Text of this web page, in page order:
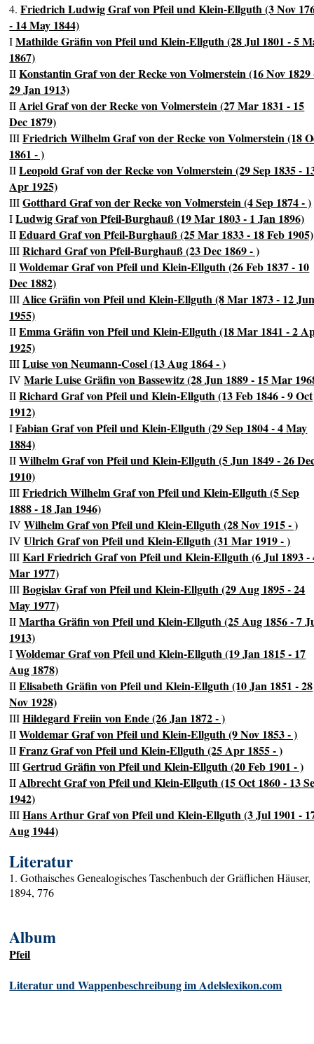
4.Friedrich Ludwig Graf von Pfeil und Klein-Ellguth (3 Nov
- 14 May 1844)
IMathilde Gräfin von Pfeil und Klein-Ellguth (28 Jul 1801 - 5
1867)
IIKonstantin Graf von der Recke von Volmerstein (16 Nov 1829
29 Jan 1913)
IIAriel Graf von der Recke von Volmerstein (27 Mar 1831 - 15
Dec 1879)
IIIFriedrich Wilhelm Graf von der Recke von Volmerstein (18
1861 - )
IILeopold Graf von der Recke von Volmerstein (29 Sep 1835 -
Apr 1925)
IIIGotthard Graf von der Recke von Volmerstein (4 Sep 1874 - )
ILudwig Graf von Pfeil-Burghauß (19 Mar 1803 - 1 Jan 1896)
IIEduard Graf von Pfeil-Burghauß (25 Mar 1833 - 18 Feb 1905)
IIIRichard Graf von Pfeil-Burghauß (23 Dec 1869 - )
IIWoldemar Graf von Pfeil und Klein-Ellguth (26 Feb 1837 - 10
Dec 1882)
IIIAlice Gräfin von Pfeil und Klein-Ellguth (8 Mar 1873 - 12
1955)
IIEmma Gräfin von Pfeil und Klein-Ellguth (18 Mar 1841 - 2
1925)
IIILuise von Neumann-Cosel (13 Aug 1864 - )
IVMarie Luise Gräfin von Bassewitz (28 Jun 1889 - 15 Mar
IIRichard Graf von Pfeil und Klein-Ellguth (13 Feb 1846 - 9 Oct
1912)
IFabian Graf von Pfeil und Klein-Ellguth (29 Sep 1804 - 4 May
1884)
IIWilhelm Graf von Pfeil und Klein-Ellguth (5 Jun 1849 - 26
1910)
IIIFriedrich Wilhelm Graf von Pfeil und Klein-Ellguth (5 Sep
1888 - 18 Jan 1946)
IVWilhelm Graf von Pfeil und Klein-Ellguth (28 Nov 1915 - )
IVUlrich Graf von Pfeil und Klein-Ellguth (31 Mar 1919 - )
IIIKarl Friedrich Graf von Pfeil und Klein-Ellguth (6 Jul 1893 -
Mar 1977)
IIIBogislav Graf von Pfeil und Klein-Ellguth (29 Aug 1895 - 24
May 1977)
IIMartha Gräfin von Pfeil und Klein-Ellguth (25 Aug 1856 - 7
1913)
IWoldemar Graf von Pfeil und Klein-Ellguth (19 Jan 1815 - 17
Aug 1878)
IIElisabeth Gräfin von Pfeil und Klein-Ellguth (10 Jan 1851 - 28
Nov 1928)
IIIHildegard Freiin von Ende (26 Jan 1872 - )
IIWoldemar Graf von Pfeil und Klein-Ellguth (9 Nov 1853 - )
IIFranz Graf von Pfeil und Klein-Ellguth (25 Apr 1855 - )
IIIGertrud Gräfin von Pfeil und Klein-Ellguth (20 Feb 1901 - )
IIAlbrecht Graf von Pfeil und Klein-Ellguth (15 Oct 1860 - 13
1942)
IIIHans Arthur Graf von Pfeil und Klein-Ellguth (3 Jul 1901 -
Aug 1944)
Literatur
1. Gothaisches Genealogisches Taschenbuch der Gräflichen Häuser,
1894, 776
Album
Pfeil
Literatur und Wappenbeschreibung im Adelslexikon.com